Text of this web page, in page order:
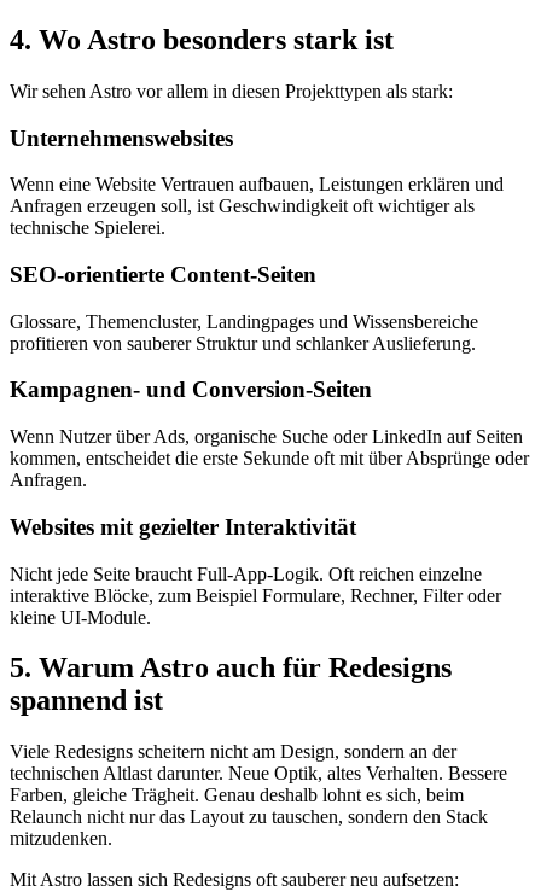
4. Wo Astro besonders stark ist
Wir sehen Astro vor allem in diesen Projekttypen als stark:
Unternehmenswebsites
Wenn eine Website Vertrauen aufbauen, Leistungen erklären und
Anfragen erzeugen soll, ist Geschwindigkeit oft wichtiger als
technische Spielerei.
SEO-orientierte Content-Seiten
Glossare, Themencluster, Landingpages und Wissensbereiche
profitieren von sauberer Struktur und schlanker Auslieferung.
Kampagnen- und Conversion-Seiten
Wenn Nutzer über Ads, organische Suche oder LinkedIn auf Seiten
kommen, entscheidet die erste Sekunde oft mit über Absprünge oder
Anfragen.
Websites mit gezielter Interaktivität
Nicht jede Seite braucht Full-App-Logik. Oft reichen einzelne
interaktive Blöcke, zum Beispiel Formulare, Rechner, Filter oder
kleine UI-Module.
5. Warum Astro auch für Redesigns
spannend ist
Viele Redesigns scheitern nicht am Design, sondern an der
technischen Altlast darunter. Neue Optik, altes Verhalten. Bessere
Farben, gleiche Trägheit. Genau deshalb lohnt es sich, beim
Relaunch nicht nur das Layout zu tauschen, sondern den Stack
mitzudenken.
Mit Astro lassen sich Redesigns oft sauberer neu aufsetzen: